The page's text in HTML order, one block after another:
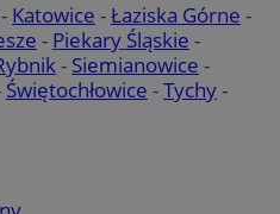
- Katowice -Łaziska Górne -
- Piekary Śląskie -
- Siemianowice -
Świętochłowice -Tychy-